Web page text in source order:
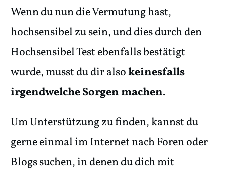
Wenn du nun die Vermutung hast,
hochsensibel zu sein, und dies durch den
Hochsensibel Test ebenfalls bestätigt
wurde, musst du dir alsokeinesfalls
irgendwelche Sorgen machen.
Um Unterstützung zu finden, kannst du
gerne einmal im Internet nach Foren oder
Blogs suchen, in denen du dich mit